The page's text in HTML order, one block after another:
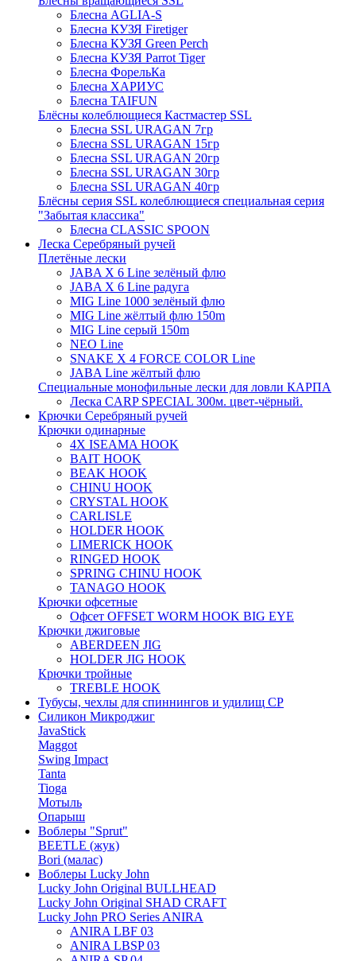
Блесна AGLIA-S
Блесна КУЗЯ Firetiger
Блесна КУЗЯ Green Perch
Блесна КУЗЯ Parrot Tiger
Блесна ФорельКа
Блесна ХАРИУС
Блесна TAIFUN
Блёсны колеблющиеся Кастмастер SSL
Блесна SSL URAGAN 7гр
Блесна SSL URAGAN 15гр
Блесна SSL URAGAN 20гр
Блесна SSL URAGAN 30гр
Блесна SSL URAGAN 40гр
Блёсны серия SSL колеблющиеся специальная серия
"Забытая классика"
Блесна CLASSIC SPOON
Леска Серебряный ручей
Плетёные лески
JABA X 6 Line зелёный флю
JABA X 6 Line радуга
MIG Line 1000 зелёный флю
MIG Line жёлтый флю 150m
MIG Line серый 150m
NEO Line
SNAKE X 4 FORCE COLOR Line
JABA Line жёлтый флю
Специальные монофильные лески для ловли КАРПА
Леска CARP SPECIAL 300м. цвет-чёрный.
Крючки Серебряный ручей
Крючки одинарные
4X ISEAMA HOOK
BAIT HOOK
BEAK HOOK
CHINU HOOK
CRYSTAL HOOK
CARLISLE
HOLDER HOOK
LIMERICK HOOK
RINGED HOOK
SPRING CHINU HOOK
TANAGO HOOK
Крючки офсетные
Офсет OFFSET WORM HOOK BIG EYE
Крючки джиговые
ABERDEEN JIG
HOLDER JIG HOOK
Крючки тройные
TREBLE HOOK
Тубусы, чехлы для спиннингов и удилищ СР
Силикон Микроджиг
JavaStick
Maggot
Swing Impact
Tanta
Tioga
Мотыль
Опарыш
Воблеры "Sprut"
BEETLE (жук)
Bori (малас)
Воблеры Lucky John
Lucky John Original BULLHEAD
Lucky John Original SHAD CRAFT
Lucky John PRO Series ANIRA
ANIRA LBF 03
ANIRA LBSP 03